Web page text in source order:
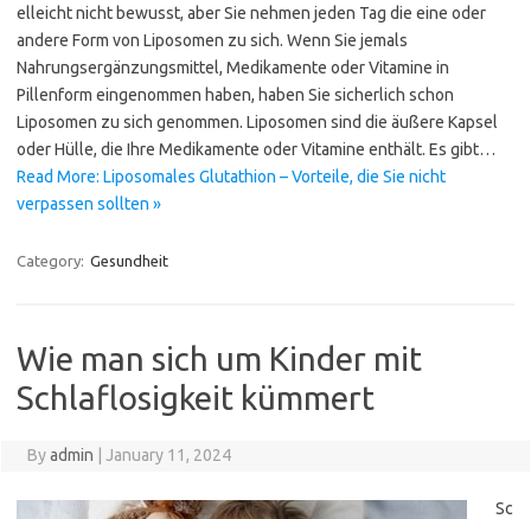
elleicht nicht bewusst, aber Sie nehmen jeden Tag die eine oder
andere Form von Liposomen zu sich. Wenn Sie jemals
Nahrungsergänzungsmittel, Medikamente oder Vitamine in
Pillenform eingenommen haben, haben Sie sicherlich schon
Liposomen zu sich genommen. Liposomen sind die äußere Kapsel
oder Hülle, die Ihre Medikamente oder Vitamine enthält. Es gibt…
Read More: Liposomales Glutathion – Vorteile, die Sie nicht
verpassen sollten »
Category: Gesundheit
Wie man sich um Kinder mit
Schlaflosigkeit kümmert
Byadmin January 11, 2024
Sc